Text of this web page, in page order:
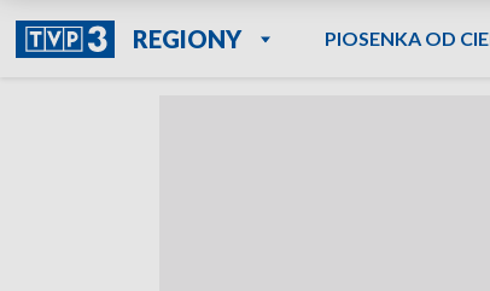
REGIONY PIOSENKA OD